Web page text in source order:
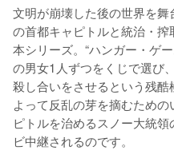
文明が崩壊した後の世界を舞
の首都キャピトルと統治・
本シリーズ。“ハンガー・ゲ
の男女1人ずつをくじで選び
殺し合いをさせるという残
よって反乱の芽を摘むための
ピトルを治めるスノー大統
ビ中継されるのです。